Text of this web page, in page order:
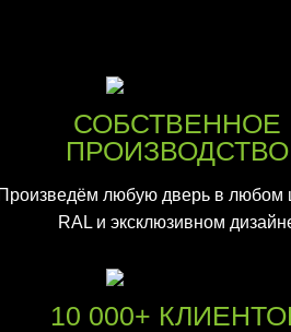
СОБСТВЕННОЕ
ПРОИЗВОДСТВО
Произведём любую дверь в любом
RAL и эксклюзивном
10 000+